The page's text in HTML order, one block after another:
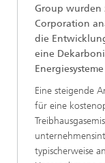
Group wurden
Corporation
die
eine
Eine steigende
für eine
typischerweise